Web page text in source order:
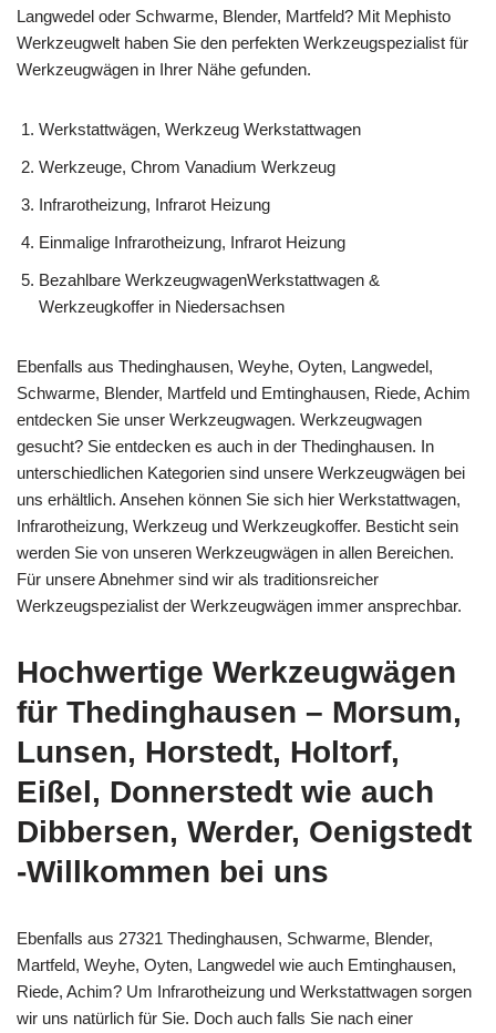
Langwedel oder Schwarme, Blender, Martfeld? Mit Mephisto
Werkzeugwelt haben Sie den perfekten Werkzeugspezialist für
Werkzeugwägen in Ihrer Nähe gefunden.
Werkstattwägen, Werkzeug Werkstattwagen
Werkzeuge, Chrom Vanadium Werkzeug
Infrarotheizung, Infrarot Heizung
Einmalige Infrarotheizung, Infrarot Heizung
Bezahlbare WerkzeugwagenWerkstattwagen &
Werkzeugkoffer in Niedersachsen
Ebenfalls aus Thedinghausen, Weyhe, Oyten, Langwedel,
Schwarme, Blender, Martfeld und Emtinghausen, Riede, Achim
entdecken Sie unser Werkzeugwagen. Werkzeugwagen
gesucht? Sie entdecken es auch in der Thedinghausen. In
unterschiedlichen Kategorien sind unsere Werkzeugwägen bei
uns erhältlich. Ansehen können Sie sich hier Werkstattwagen,
Infrarotheizung, Werkzeug und Werkzeugkoffer. Besticht sein
werden Sie von unseren Werkzeugwägen in allen Bereichen.
Für unsere Abnehmer sind wir als traditionsreicher
Werkzeugspezialist der Werkzeugwägen immer ansprechbar.
Hochwertige Werkzeugwägen
für Thedinghausen – Morsum,
Lunsen, Horstedt, Holtorf,
Eißel, Donnerstedt wie auch
Dibbersen, Werder, Oenigstedt
-Willkommen bei uns
Ebenfalls aus 27321 Thedinghausen, Schwarme, Blender,
Martfeld, Weyhe, Oyten, Langwedel wie auch Emtinghausen,
Riede, Achim? Um Infrarotheizung und Werkstattwagen sorgen
wir uns natürlich für Sie. Doch auch falls Sie nach einer